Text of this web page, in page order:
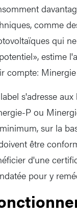
comme
qui
estime
compte:
s'adresse
P ou
sur la
être
d'une
pour y